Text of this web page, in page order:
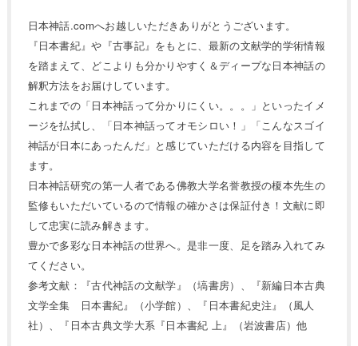
日本神話.comへお越しいただきありがとうございます。
『日本書紀』や『古事記』をもとに、最新の文献学的学術情報
を踏まえて、どこよりも分かりやすく＆ディープな日本神話の
解釈方法をお届けしています。
これまでの「日本神話って分かりにくい。。。」といったイメ
ージを払拭し、「日本神話ってオモシロい！」「こんなスゴイ
神話が日本にあったんだ」と感じていただける内容を目指して
ます。
日本神話研究の第一人者である佛教大学名誉教授の榎本先生の
監修もいただいているので情報の確かさは保証付き！文献に即
して忠実に読み解きます。
豊かで多彩な日本神話の世界へ。是非一度、足を踏み入れてみ
てください。
参考文献：『古代神話の文献学』（塙書房）、『新編日本古典
文学全集 日本書紀』（小学館）、『日本書紀史注』（風人
社）、『日本古典文学大系『日本書紀 上』（岩波書店）他